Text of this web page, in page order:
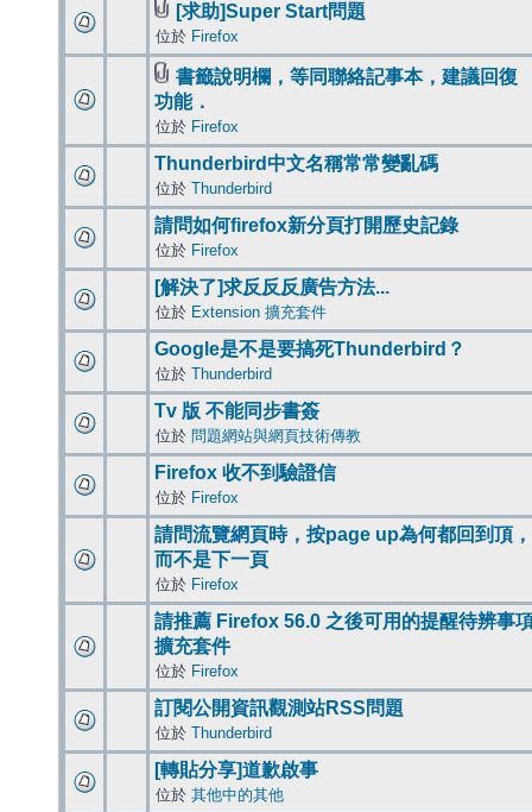
[求助]Super Start問題
位於 Firefox
書籤說明欄，等同聯絡記事本，建議回復
功能．
位於 Firefox
Thunderbird中文名稱常常變亂碼
位於 Thunderbird
請問如何firefox新分頁打開歷史記錄
位於 Firefox
[解決了]求反反反廣告方法...
位於 Extension 擴充套件
Google是不是要搞死Thunderbird？
位於 Thunderbird
Tv 版 不能同步書簽
位於 問題網站與網頁技術傳教
Firefox 收不到驗證信
位於 Firefox
請問流覽網頁時，按page up為何都回到頂，
而不是下一頁
位於 Firefox
請推薦 Firefox 56.0 之後可用的提醒待辨事
擴充套件
位於 Firefox
訂閱公開資訊觀測站RSS問題
位於 Thunderbird
[轉貼分享]道歉啟事
位於 其他中的其他